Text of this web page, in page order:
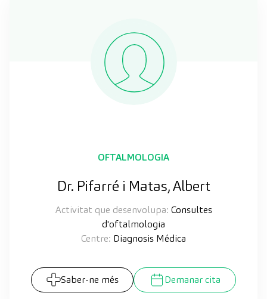
OFTALMOLOGIA
Dr. Pifarré i Matas, Albert
Activitat que desenvolupa: Consultes
d'oftalmologia
Centre: Diagnosis Médica
Saber-ne més Demanar cita